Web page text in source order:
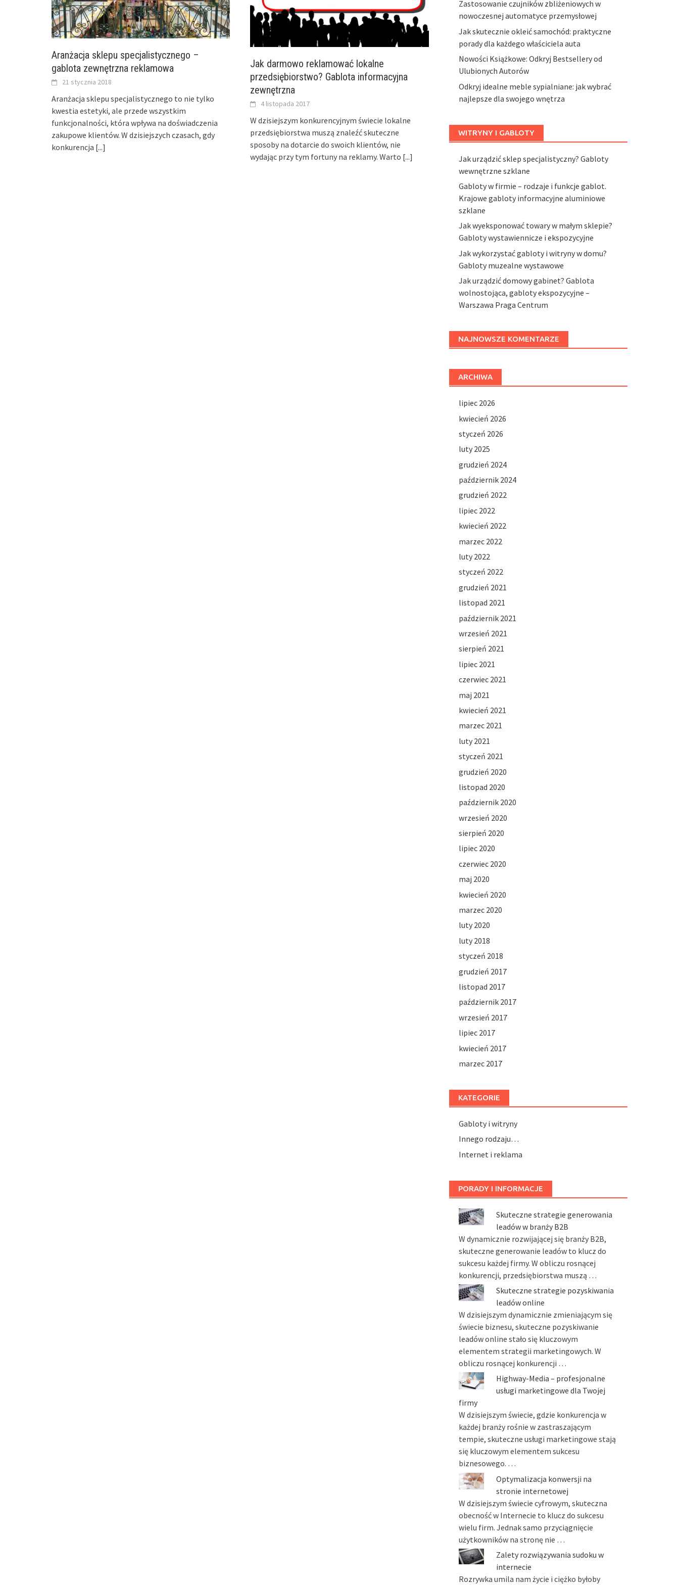
Aranżacja sklepu specjalistycznego –
gablota zewnętrzna reklamowa
21 stycznia 2018
Aranżacja sklepu specjalistycznego to nie tylko
kwestia estetyki, ale przede wszystkim
funkcjonalności, która wpływa na doświadczenia
zakupowe klientów. W dzisiejszych czasach, gdy
konkurencja [...]
Jak darmowo reklamować lokalne
przedsiębiorstwo? Gablota informacyjna
zewnętrzna
4 listopada 2017
W dzisiejszym konkurencyjnym świecie lokalne
przedsiębiorstwa muszą znaleźć skuteczne
sposoby na dotarcie do swoich klientów, nie
wydając przy tym fortuny na reklamy. Warto [...]
Zastosowanie czujników zbliżeniowych w
nowoczesnej automatyce przemysłowej
Jak skutecznie okleić samochód: praktyczne
porady dla każdego właściciela auta
Nowości Książkowe: Odkryj Bestsellery od
Ulubionych Autorów
Odkryj idealne meble sypialniane: jak wybrać
najlepsze dla swojego wnętrza
WITRYNY I GABLOTY
Jak urządzić sklep specjalistyczny? Gabloty
wewnętrzne szklane
Gabloty w firmie – rodzaje i funkcje gablot.
Krajowe gabloty informacyjne aluminiowe
szklane
Jak wyeksponować towary w małym sklepie?
Gabloty wystawiennicze i ekspozycyjne
Jak wykorzystać gabloty i witryny w domu?
Gabloty muzealne wystawowe
Jak urządzić domowy gabinet? Gablota
wolnostojąca, gabloty ekspozycyjne –
Warszawa Praga Centrum
NAJNOWSZE KOMENTARZE
ARCHIWA
lipiec 2026
kwiecień 2026
styczeń 2026
luty 2025
grudzień 2024
październik 2024
grudzień 2022
lipiec 2022
kwiecień 2022
marzec 2022
luty 2022
styczeń 2022
grudzień 2021
listopad 2021
październik 2021
wrzesień 2021
sierpień 2021
lipiec 2021
czerwiec 2021
maj 2021
kwiecień 2021
marzec 2021
luty 2021
styczeń 2021
grudzień 2020
listopad 2020
październik 2020
wrzesień 2020
sierpień 2020
lipiec 2020
czerwiec 2020
maj 2020
kwiecień 2020
marzec 2020
luty 2020
luty 2018
styczeń 2018
grudzień 2017
listopad 2017
październik 2017
wrzesień 2017
lipiec 2017
kwiecień 2017
marzec 2017
KATEGORIE
Gabloty i witryny
Innego rodzaju…
Internet i reklama
PORADY I INFORMACJE
Skuteczne strategie generowania
leadów w branży B2B
W dynamicznie rozwijającej się branży B2B,
skuteczne generowanie leadów to klucz do
sukcesu każdej firmy. W obliczu rosnącej
konkurencji, przedsiębiorstwa muszą …
Skuteczne strategie pozyskiwania
leadów online
W dzisiejszym dynamicznie zmieniającym się
świecie biznesu, skuteczne pozyskiwanie
leadów online stało się kluczowym
elementem strategii marketingowych. W
obliczu rosnącej konkurencji …
Highway-Media – profesjonalne
usługi marketingowe dla Twojej
firmy
W dzisiejszym świecie, gdzie konkurencja w
każdej branży rośnie w zastraszającym
tempie, skuteczne usługi marketingowe stają
się kluczowym elementem sukcesu
biznesowego. …
Optymalizacja konwersji na
stronie internetowej
W dzisiejszym świecie cyfrowym, skuteczna
obecność w Internecie to klucz do sukcesu
wielu firm. Jednak samo przyciągnięcie
użytkowników na stronę nie …
Zalety rozwiązywania sudoku w
internecie
Rozrywka umila nam życie i ciężko byłoby